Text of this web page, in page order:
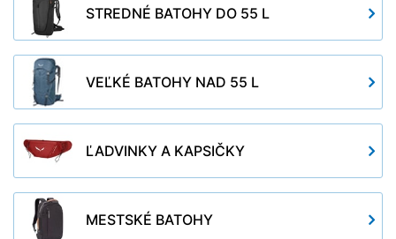
STREDNÉ BATOHY DO 55 L
VEĽKÉ BATOHY NAD 55 L
ĽADVINKY A KAPSIČKY
MESTSKÉ BATOHY